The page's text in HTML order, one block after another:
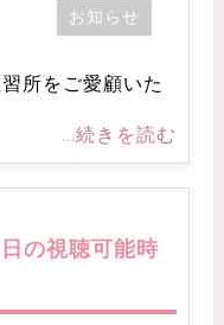
お知らせ
所をご愛顧いた
...続きを読む
の視聴可能時